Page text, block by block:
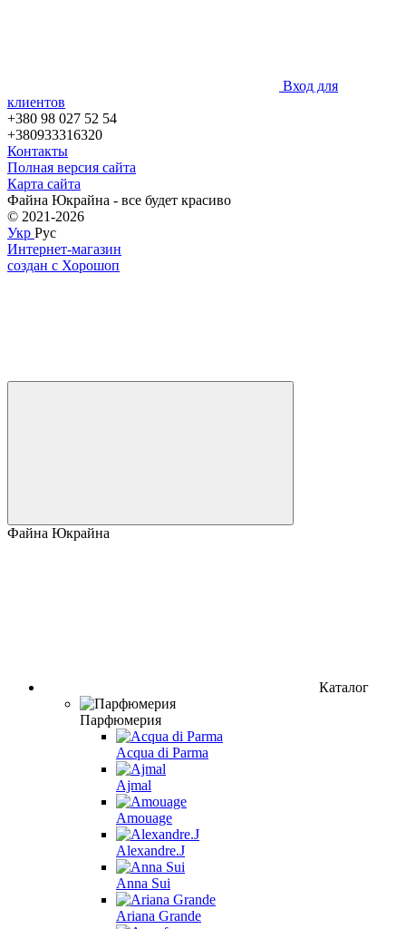
Вход для
клиентов
+380 98 027 52 54
+380933316320
Контакты
Полная версия сайта
Карта сайта
Файна Юкрайна - все будет красиво
© 2021-2026
Укр Рус
Интернет-магазин
создан с Хорошоп
Файна Юкрайна
Каталог
Парфюмерия
Acqua di Parma
Ajmal
Amouage
Alexandre.J
Anna Sui
Ariana Grande